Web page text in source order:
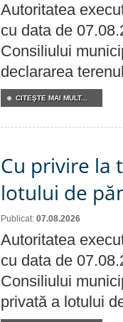
Autoritatea
cu data de
Consiliului
declararea
CITEŞTE MAI MULT...
Cu privire la
lotului de
Publicat: 07.08.2026
Autoritatea
cu data de
Consiliului
privată a lotului